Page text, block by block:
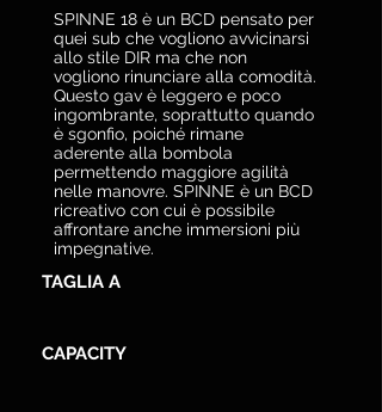
SPINNE 18 è un BCD pensato per
quei sub che vogliono avvicinarsi
allo stile DIR ma che non
vogliono rinunciare alla comodità.
Questo gav è leggero e poco
ingombrante, soprattutto quando
è sgonfio, poiché rimane
aderente alla bombola
permettendo maggiore agilità
nelle manovre. SPINNE è un BCD
ricreativo con cui è possibile
affrontare anche immersioni più
impegnative.
TAGLIA A
CAPACITY